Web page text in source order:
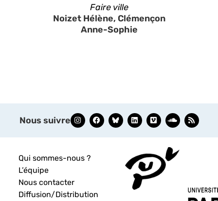
Faire ville
Noizet Hélène, Clémençon
Anne-Sophie
Nous suivre
Qui sommes-nous ?
L’équipe
Nous contacter
Diffusion/Distribution